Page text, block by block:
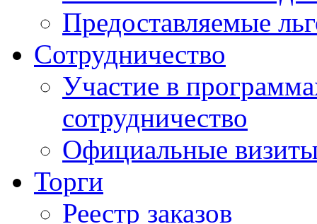
Предоставляемые
Сотрудничество
Участие в
сотрудничество
Официальные
Торги
Реестр заказов